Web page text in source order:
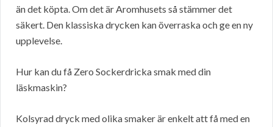
än det köpta. Om det är Aromhusets så stämmer det
säkert. Den klassiska drycken kan överraska och ge en ny
upplevelse.
Hur kan du få Zero Sockerdricka smak med din
läskmaskin?
Kolsyrad dryck med olika smaker är enkelt att få med en